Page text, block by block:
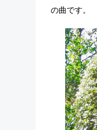
の曲です。